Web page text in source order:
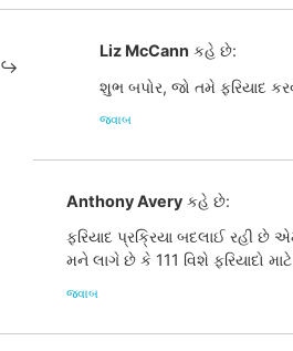
Liz McCann કહે છે:
શુભ બપોર, જો તમે ફરિયાદ
જવાબ
Anthony Avery કહે છે:
ફરિયાદ પ્રક્રિયા બદલાઈ રહી
મને લાગે છે કે 111 વિશે ફરિયાદો
જવાબ